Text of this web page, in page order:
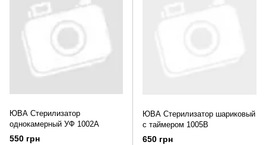
ЮВА Стерилизатор
однокамерный УФ 1002A
550 грн
ЮВА Стерилизатор шариковый
с таймером 1005B
650 грн